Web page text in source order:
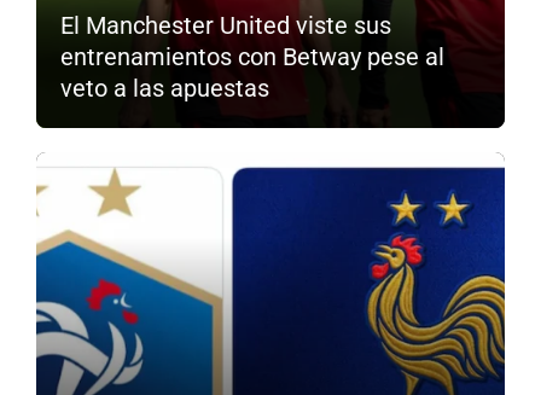
El Manchester United viste sus
entrenamientos con Betway pese al
veto a las apuestas